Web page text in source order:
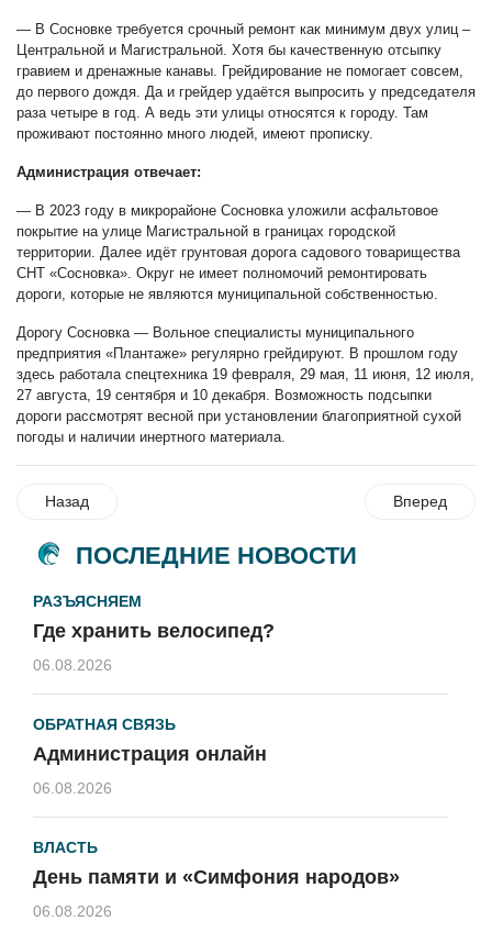
— В Сосновке требуется срочный ремонт как минимум двух улиц –
Центральной и Магистральной. Хотя бы качественную отсыпку
гравием и дренажные канавы. Грейдирование не помогает совсем,
до первого дождя. Да и грейдер удаётся выпросить у председателя
раза четыре в год. А ведь эти улицы относятся к городу. Там
проживают постоянно много людей, имеют прописку.
Администрация отвечает:
— В 2023 году в микрорайоне Сосновка уложили асфальтовое
покрытие на улице Магистральной в границах городской
территории. Далее идёт грунтовая дорога садового товарищества
СНТ «Сосновка». Округ не имеет полномочий ремонтировать
дороги, которые не являются муниципальной собственностью.
Дорогу Сосновка — Вольное специалисты муниципального
предприятия «Плантаже» регулярно грейдируют. В прошлом году
здесь работала спецтехника 19 февраля, 29 мая, 11 июня, 12 июля,
27 августа, 19 сентября и 10 декабря. Возможность подсыпки
дороги рассмотрят весной при установлении благоприятной сухой
погоды и наличии инертного материала.
Назад Вперед
ПОСЛЕДНИЕ НОВОСТИ
РАЗЪЯСНЯЕМ
Где хранить велосипед?
06.08.2026
ОБРАТНАЯ СВЯЗЬ
Администрация онлайн
06.08.2026
ВЛАСТЬ
День памяти и «Симфония народов»
06.08.2026